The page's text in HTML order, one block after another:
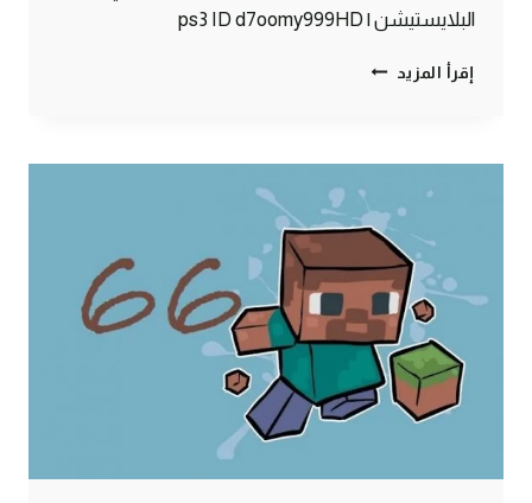
البلايستيشن | ps3 ID d7oomy999HD
إقرأ المزيد ماين
في
حارتنا
!!
#67
|
67#
MINECRAFT
:
D7OOMY999